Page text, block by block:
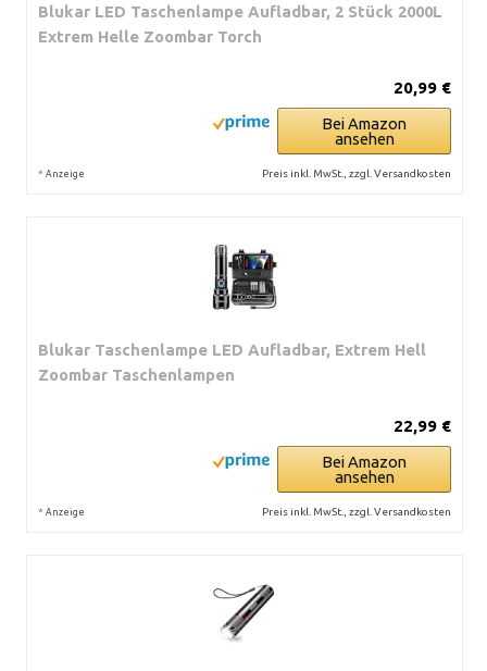
Blukar LED Taschenlampe Aufladbar, 2 Stück 2000L
Extrem Helle Zoombar Torch
20,99 €
Bei Amazon
ansehen
* Anzeige Preis inkl. MwSt., zzgl. Versandkosten
Blukar Taschenlampe LED Aufladbar, Extrem Hell
Zoombar Taschenlampen
22,99 €
Bei Amazon
ansehen
* Anzeige Preis inkl. MwSt., zzgl. Versandkosten